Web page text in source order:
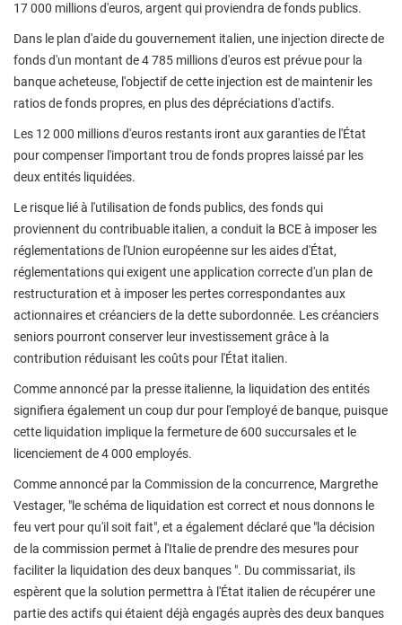
17 000 millions d'euros, argent qui proviendra de fonds publics.
Dans le plan d'aide du gouvernement italien, une injection directe de
fonds d'un montant de 4 785 millions d'euros est prévue pour la
banque acheteuse, l'objectif de cette injection est de maintenir les
ratios de fonds propres, en plus des dépréciations d'actifs.
Les 12 000 millions d'euros restants iront aux garanties de l'État
pour compenser l'important trou de fonds propres laissé par les
deux entités liquidées.
Le risque lié à l'utilisation de fonds publics, des fonds qui
proviennent du contribuable italien, a conduit la BCE à imposer les
réglementations de l'Union européenne sur les aides d'État,
réglementations qui exigent une application correcte d'un plan de
restructuration et à imposer les pertes correspondantes aux
actionnaires et créanciers de la dette subordonnée. Les créanciers
seniors pourront conserver leur investissement grâce à la
contribution réduisant les coûts pour l'État italien.
Comme annoncé par la presse italienne, la liquidation des entités
signifiera également un coup dur pour l'employé de banque, puisque
cette liquidation implique la fermeture de 600 succursales et le
licenciement de 4 000 employés.
Comme annoncé par la Commission de la concurrence, Margrethe
Vestager, "le schéma de liquidation est correct et nous donnons le
feu vert pour qu'il soit fait", et a également déclaré que "la décision
de la commission permet à l'Italie de prendre des mesures pour
faciliter la liquidation des deux banques ". Du commissariat, ils
espèrent que la solution permettra à l'État italien de récupérer une
partie des actifs qui étaient déjà engagés auprès des deux banques